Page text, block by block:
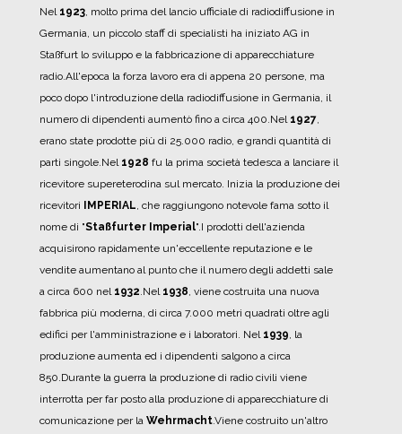
Nel 1923, molto prima del lancio ufficiale di radiodiffusione in
Germania, un piccolo staff di specialisti ha iniziato AG in
Staßfurt lo sviluppo e la fabbricazione di apparecchiature
radio.All'epoca la forza lavoro era di appena 20 persone, ma
poco dopo l'introduzione della radiodiffusione in Germania, il
numero di dipendenti aumentò fino a circa 400.Nel 1927,
erano state prodotte più di 25.000 radio, e grandi quantità di
parti singole.Nel 1928 fu la prima società tedesca a lanciare il
ricevitore supereterodina sul mercato. Inizia la produzione dei
ricevitori
IMPERIAL, che raggiungono notevole fama sotto il
nome di "Staßfurter Imperial".I prodotti dell'azienda
acquisirono rapidamente un'eccellente reputazione e le
vendite aumentano al punto che il numero degli addetti sale
a circa 600 nel 1932.Nel 1938, viene costruita una nuova
fabbrica più moderna, di circa 7.000 metri quadrati oltre agli
edifici per l'amministrazione e i laboratori. Nel 1939, la
produzione aumenta ed i dipendenti salgono a circa
850.Durante la guerra la produzione di radio civili viene
interrotta per far posto alla produzione di apparecchiature di
comunicazione per la Wehrmacht.Viene costruito un'altro